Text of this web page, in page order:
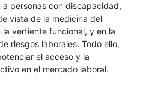
personas con discapacidad,
vista de la medicina del
vertiente funcional, y en la
riesgos laborales. Todo ello,
el acceso y la
en el mercado laboral.